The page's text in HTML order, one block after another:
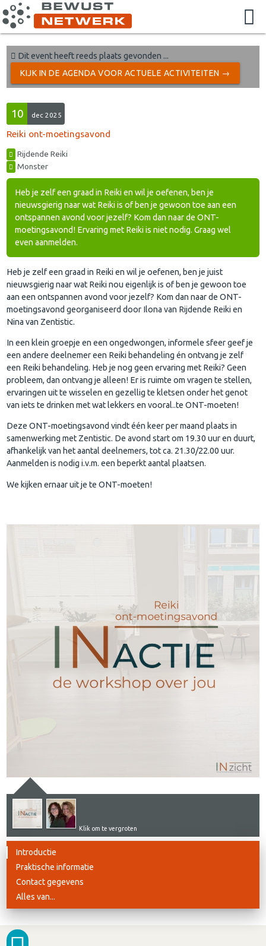
Dit event heeft reeds plaats gevonden ...
KIJK IN DE AGENDA VOOR ACTUELE ACTIVITEITEN →
10 dec 2025
Reiki ont-moetingsavond
Rijdende Reiki
Monster
Heb je zelf een graad in Reiki en wil je oefenen, ben je
nieuwsgierig naar wat Reiki is of ben je gewoon toe aan een
ontspannen avond voor jezelf? Kom dan naar de ONT-
moetingsavond! Ervaring met Reiki is niet nodig. Graag wel
even aanmelden.
Heb je zelf een graad in Reiki en wil je oefenen, ben je juist
nieuwsgierig naar wat Reiki nou eigenlijk is of ben je gewoon toe
aan een ontspannen avond voor jezelf? Kom dan naar de ONT-
moetingsavond georganiseerd door Ilona van Rijdende Reiki en
Nina van Zentistic.
In een klein groepje en een ongedwongen, informele sfeer geef je
een andere deelnemer een Reiki behandeling én ontvang je zelf
een Reiki behandeling. Heb je nog geen ervaring met Reiki? Geen
probleem, dan ontvang je alleen! Er is ruimte om vragen te stellen,
ervaringen uit te wisselen en gezellig te kletsen onder het genot
van iets te drinken met wat lekkers en vooral..te ONT-moeten!
Deze ONT-moetingsavond vindt één keer per maand plaats in
samenwerking met Zentistic. De avond start om 19.30 uur en duurt,
afhankelijk van het aantal deelnemers, tot ca. 21.30/22.00 uur.
Aanmelden is nodig i.v.m. een beperkt aantal plaatsen.
We kijken ernaar uit je te ONT-moeten!
Klik om te vergroten
Introductie
Praktische informatie
Contact gegevens
Alles van...